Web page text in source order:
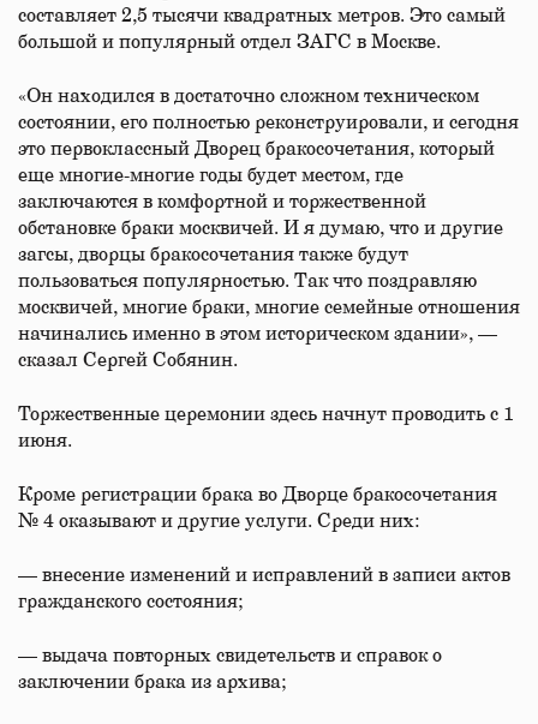
составляет 2,5 тысячи квадратных метров. Это самый
большой и популярный отдел ЗАГС в Москве.
«Он находился в достаточно сложном техническом
состоянии, его полностью реконструировали, и сегодня
это первоклассный Дворец бракосочетания, который
еще многие-многие годы будет местом, где
заключаются в комфортной и торжественной
обстановке браки москвичей. И я думаю, что и другие
загсы, дворцы бракосочетания также будут
пользоваться популярностью. Так что поздравляю
москвичей, многие браки, многие семейные отношения
начинались именно в этом историческом здании», —
сказал Сергей Собянин.
Торжественные церемонии здесь начнут проводить с 1
июня.
Кроме регистрации брака во Дворце бракосочетания
№ 4 оказывают и другие услуги. Среди них:
— внесение изменений и исправлений в записи актов
гражданского состояния;
— выдача повторных свидетельств и справок о
заключении брака из архива;